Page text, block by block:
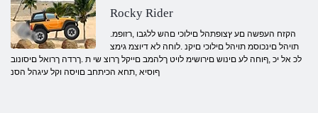
Rocky Rider
.הקזח העפשה םע ץצופתהל םילוכי םהש ללגבו ,רזופמ
תויהל םינכוסמ תויהל םילוכי םיקנ .לוחה לא דיוצמ גימצ
לכ אל יכ ,ףוחה לע םינוש םירושימ לויט ךלהמב םייקל ךרוצ שי ת .ךרדה ךרואל םיסונוב
ףוסיא ,תחא הכיתחב םויסה וקל עיגהל הסנ